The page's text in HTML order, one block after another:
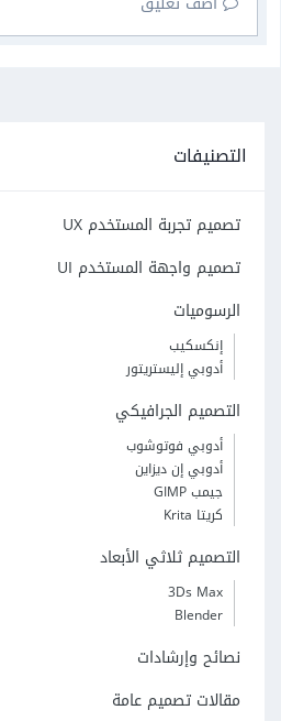
التصنيفات
تصميم تجربة المستخدم UX
تصميم واجهة المستخدم UI
الرسوميات
إنكسكيب
أدوبي إليستريتور
التصميم الجرافيكي
أدوبي فوتوشوب
أدوبي إن ديزاين
جيمب GIMP
كريتا Krita
التصميم ثلاثي الأبعاد
3Ds Max
Blender
نصائح وإرشادات
مقالات تصميم عامة